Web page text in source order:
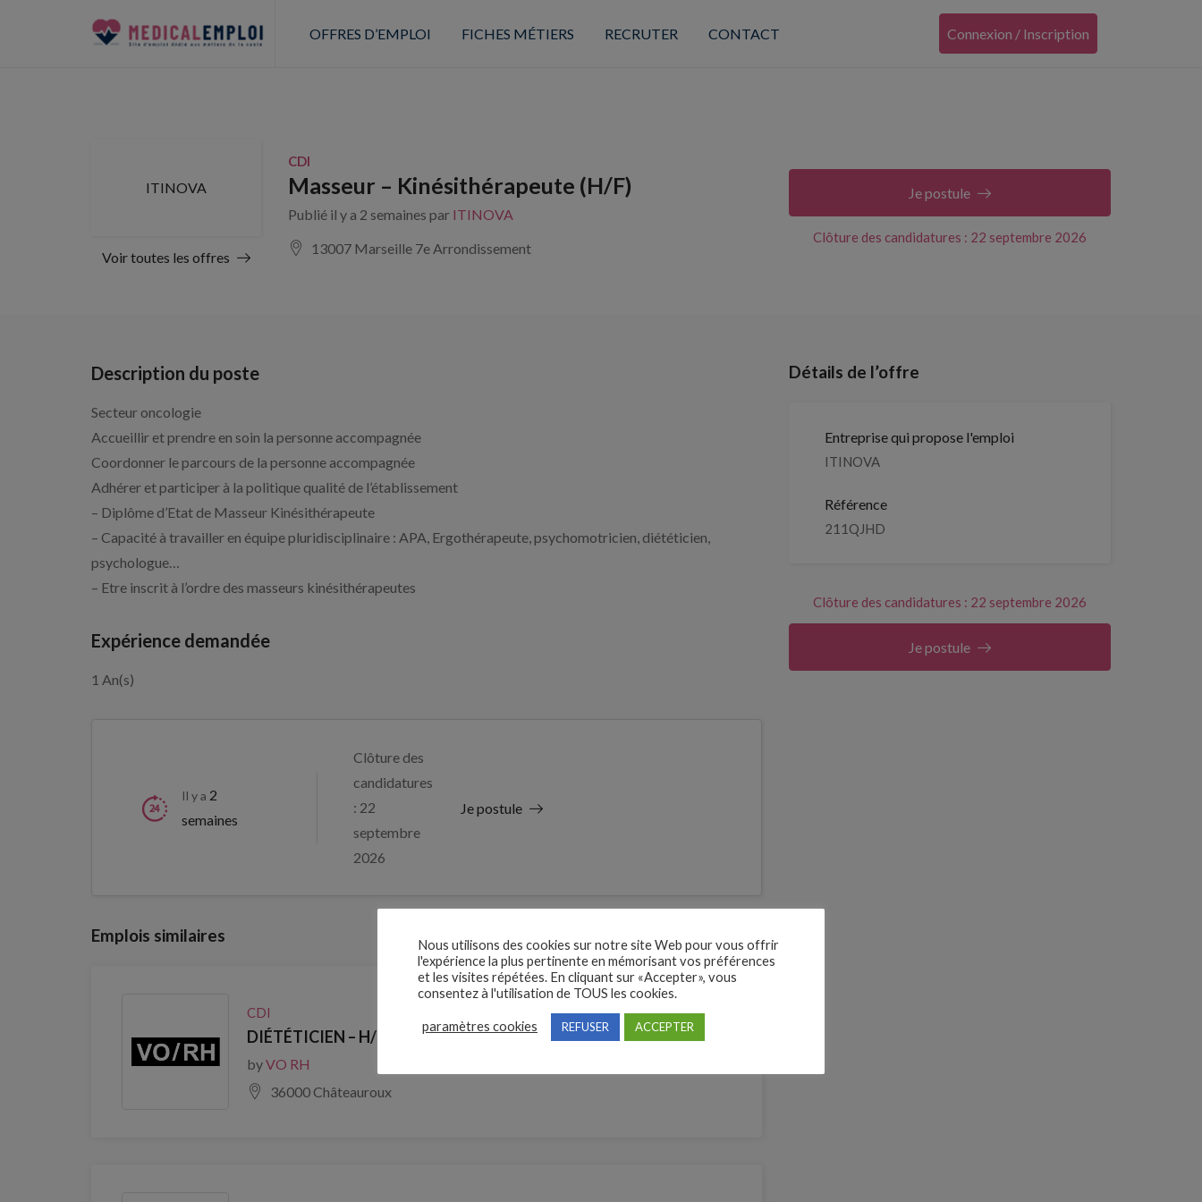
OFFRES D’EMPLOI FICHES MÉTIERS RECRUTER CONTACT Connexion / Inscription
ITINOVA
Voir toutes les offres
CDI
Masseur – Kinésithérapeute (H/F)
Publié il y a 2 semaines par ITINOVA
13007 Marseille 7e Arrondissement
Clôture des candidatures : 22 septembre 2026
Je postule
Description du poste
Secteur oncologie
Accueillir et prendre en soin la personne accompagnée
Coordonner le parcours de la personne accompagnée
Adhérer et participer à la politique qualité de l’établissement
– Diplôme d’Etat de Masseur Kinésithérapeute
– Capacité à travailler en équipe pluridisciplinaire : APA, Ergothérapeute, psychomotricien, diététicien,
psychologue…
– Etre inscrit à l’ordre des masseurs kinésithérapeutes
Expérience demandée
1 An(s)
Il y a 2
semaines
Clôture des
candidatures
: 22
septembre
2026
Je postule
Emplois similaires
CDI
DIÉTÉTICIEN – H/F
byVO RH
36000 Châteauroux
Détails de l’offre
Entreprise qui propose l'emploi
ITINOVA
Référence
211QJHD
Clôture des candidatures : 22 septembre 2026
Je postule
Nous utilisons des cookies sur notre site Web pour vous offrir
l'expérience la plus pertinente en mémorisant vos préférences
et les visites répétées. En cliquant sur «Accepter», vous
consentez à l'utilisation de TOUS les cookies.
paramètres cookies REFUSER ACCEPTER